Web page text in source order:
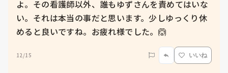
よ。その看護師以外、誰もゆずさんを責めてはいな
い。それは本当の事だと思います。少しゆっくり休
めると良いですね。お疲れ様でした。🙆
12/15 いいね